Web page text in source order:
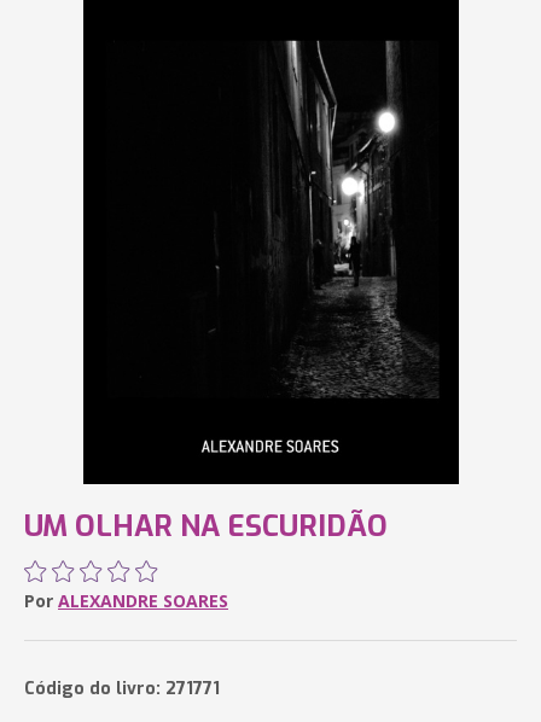
UM OLHAR NA ESCURIDÃO
Por ALEXANDRE SOARES
Código do livro: 271771